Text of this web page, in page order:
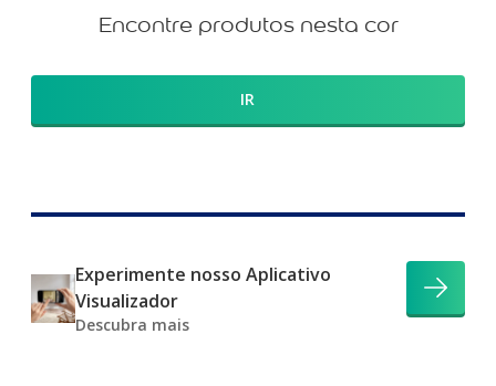
Encontre produtos nesta cor
IR
Experimente nosso Aplicativo
Visualizador
Descubra mais